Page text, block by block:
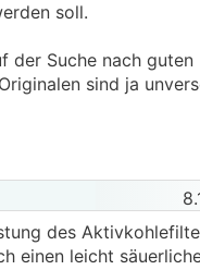
soll.
der Suche nach guten
sind ja
des
einen leicht